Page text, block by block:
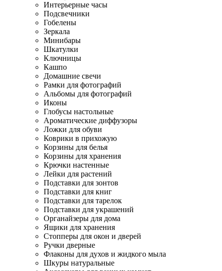
Интерьерные часы
Подсвечники
Гобелены
Зеркала
Минибары
Шкатулки
Ключницы
Кашпо
Домашние свечи
Рамки для фотографий
Альбомы для фотографий
Иконы
Глобусы настольные
Ароматические диффузоры
Ложки для обуви
Коврики в прихожую
Корзины для белья
Корзины для хранения
Крючки настенные
Лейки для растений
Подставки для зонтов
Подставки для книг
Подставки для тарелок
Подставки для украшений
Органайзеры для дома
Ящики для хранения
Стопперы для окон и дверей
Ручки дверные
Флаконы для духов и жидкого мыла
Шкуры натуральные